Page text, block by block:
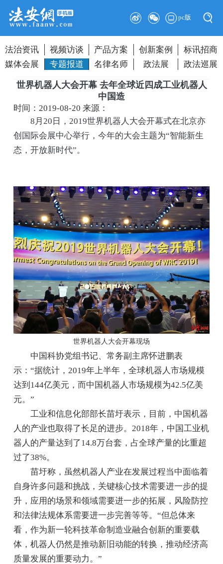
pc版
法治资讯 视频访谈 产品方案 创新案例
标讯招商
媒体会展
专题报道 名律名师 政法展 政法巡展
世界机器人大会开幕 去年全球近四成工业机器人
中国造
时间：2019-08-20来源：
8月20日，2019世界机器人大会开幕式在北京亦
创国际会展中心举行，今年的大会主题为“智能新生
态，开放新时代”。
世界机器人大会开幕现场
中国科协党组书记、常务副主席怀进鹏表
示：“据统计，2019年上半年，全球机器人市场规模
达到144亿美元，而中国机器人市场规模为42.5亿美
元。”
工业和信息化部部长苗圩表示，目前，中国机器
人的产业也取得了长足的进步。2018年，中国工业机
器人的产量达到了14.8万台套，占全球产量的比重超
过了38%。
苗圩称，虽然机器人产业在发展过程当中面临着
自身许多问题和挑战，关键核心技术需要进一步的提
升，应用的场景和领域需要进一步的拓展，风险防控
和法律法规体系需要进一步完善等等。“但总体来
看，作为新一轮科技革命制造业融合创新的重要载
体，机器人仍然是推动新旧动能的转换，推动经济高
质量发展的重要动力。”